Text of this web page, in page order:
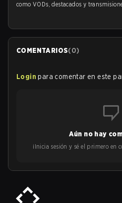
como VODs, destacados y
COMENTARIOS(0)
Login para comentar en este
Aún no hay
¡Inicia sesión y sé el primero en